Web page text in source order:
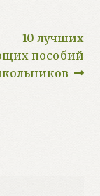
Следующий:
10 лучших
пособий